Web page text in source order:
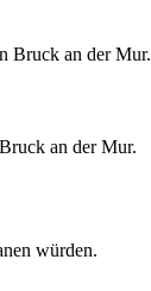
Bruck an der Mur.
an der Mur.
würden.